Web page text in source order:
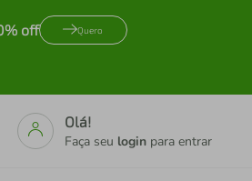
off Quero
Olá!
Faça seu login para entrar